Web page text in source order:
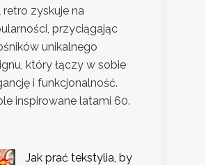
retro zyskuje na
przyciągając
unikalnego
który łączy w sobie
i funkcjonalność.
inspirowane latami 60.
Jak prać tekstylia, by